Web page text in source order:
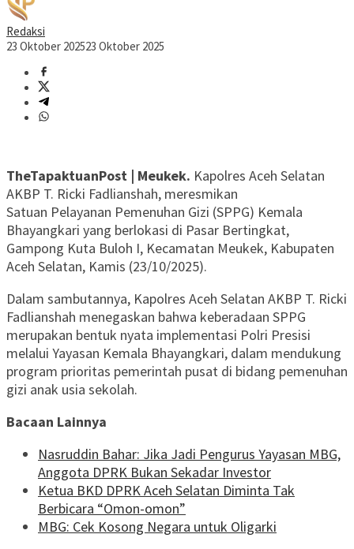
Redaksi
23 Oktober 202523 Oktober 2025
TheTapaktuanPost | Meukek. Kapolres Aceh Selatan
AKBP T. Ricki Fadlianshah, meresmikan
Satuan Pelayanan Pemenuhan Gizi (SPPG) Kemala
Bhayangkari yang berlokasi di Pasar Bertingkat,
Gampong Kuta Buloh I, Kecamatan Meukek, Kabupaten
Aceh Selatan, Kamis (23/10/2025).
Dalam sambutannya, Kapolres Aceh Selatan AKBP T. Ricki
Fadlianshah menegaskan bahwa keberadaan SPPG
merupakan bentuk nyata implementasi Polri Presisi
melalui Yayasan Kemala Bhayangkari, dalam mendukung
program prioritas pemerintah pusat di bidang pemenuhan
gizi anak usia sekolah.
Bacaan Lainnya
Nasruddin Bahar: Jika Jadi Pengurus Yayasan MBG,
Anggota DPRK Bukan Sekadar Investor
Ketua BKD DPRK Aceh Selatan Diminta Tak
Berbicara “Omon-omon”
MBG: Cek Kosong Negara untuk Oligarki